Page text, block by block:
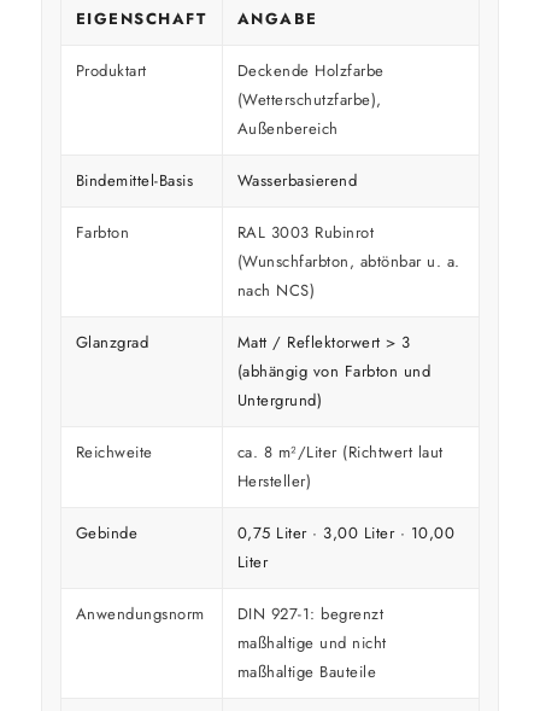
EIGENSCHAFT ANGABE
Produktart
Deckende Holzfarbe
(Wetterschutzfarbe),
Außenbereich
Bindemittel-Basis Wasserbasierend
Farbton
RAL 3003 Rubinrot
(Wunschfarbton, abtönbar u. a.
nach NCS)
Glanzgrad
Matt / Reflektorwert > 3
(abhängig von Farbton und
Untergrund)
Reichweite
ca. 8 m²/Liter (Richtwert laut
Hersteller)
Gebinde
0,75 Liter · 3,00 Liter · 10,00
Liter
Anwendungsnorm
DIN 927-1: begrenzt
maßhaltige und nicht
maßhaltige Bauteile